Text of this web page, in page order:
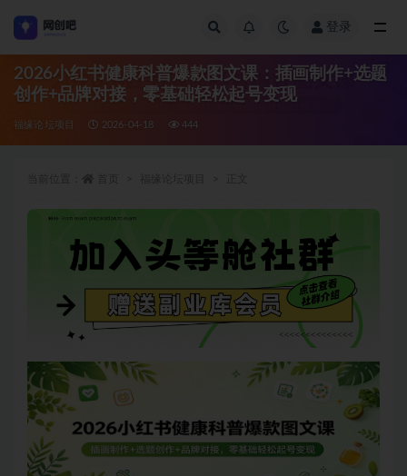
登录
2026小红书健康科普爆款图文课：插画制作+选题
创作+品牌对接，零基础轻松起号变现
福缘论坛项目 2026-04-18 444